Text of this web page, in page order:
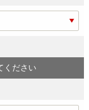
ください